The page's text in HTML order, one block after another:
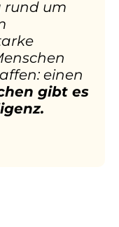
rund um
einen
gibt es